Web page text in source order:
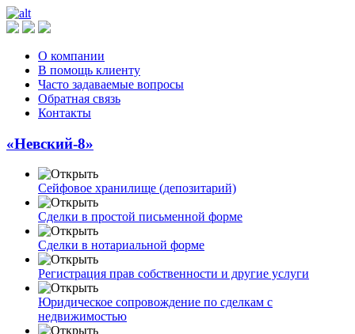
О компании
В помощь клиенту
Часто задаваемые вопросы
Обратная связь
Контакты
«Невский-8»
Сейфовое хранилище (депозитарий)
Сделки в простой письменной форме
Сделки в нотариальной форме
Регистрация прав собственности и другие услуги
Юридическое сопровождение по сделкам с
недвижимостью